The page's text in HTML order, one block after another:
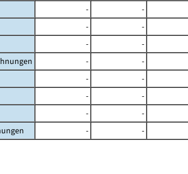
- -
- -
- -
- -
- -
- -
- -
- -